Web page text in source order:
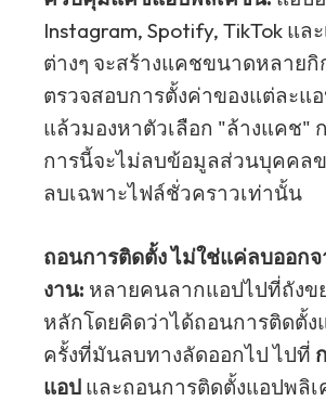
Instagram, Spotify, TikTok แล
ต่างๆ จะสร้างแคชขนาดหลายกิ
ตรวจสอบการตั้งค่าของแต่ละแอ
แล้วมองหาตัวเลือก "ล้างแคช"
การนี้จะไม่ลบข้อมูลส่วนบุคคล
ลบเฉพาะไฟล์ชั่วคราวเท่านั้น
ถอนการติดตั้ง ไม่ใช่แค่ลบออกจ
งาน: หลายคนลากแอปไปที่ถังข
หลักโดยคิดว่าได้ถอนการติดตั้ง
ครั้งที่มันลบทางลัดออกไป ไปที่
แอป และถอนการติดตั้งแอปพลิ